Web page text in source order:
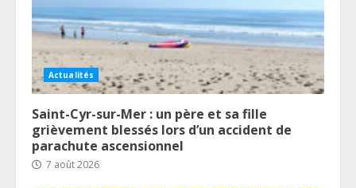
Actualités
Saint-Cyr-sur-Mer : un père et sa fille
grièvement blessés lors d’un accident de
parachute ascensionnel
7 août 2026